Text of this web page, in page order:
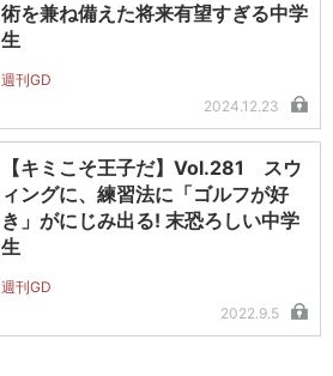
術を兼ね備えた将来有望すぎる中学
生
週刊GD
2024.12.23
【キミこそ王子だ】Vol.281 スウ
ィングに、練習法に「ゴルフが好
き」がにじみ出る! 末恐ろしい中学
生
週刊GD
2022.9.5